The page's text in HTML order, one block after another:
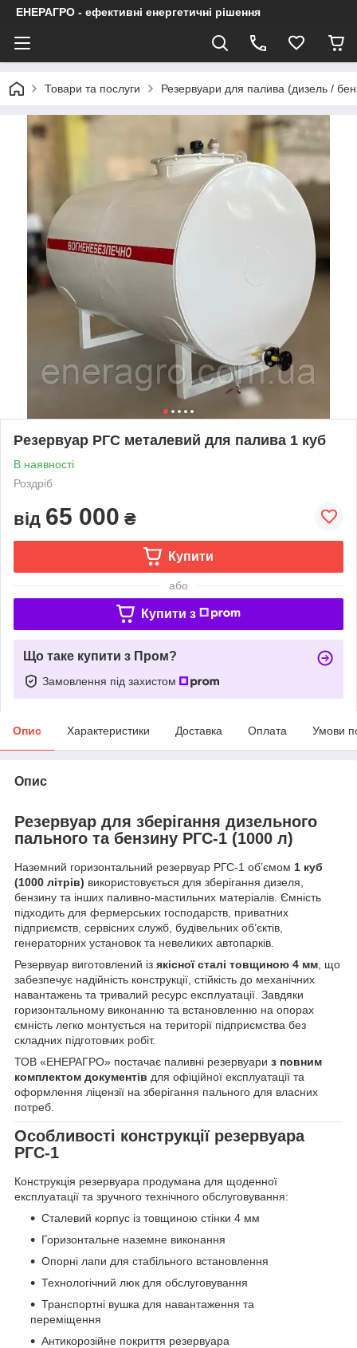
ЕНЕРАГРО - ефективні енергетичні рішення
Товари та послуги Резервуари для палива (дизель /
Резервуар РГС металевий для палива 1 куб
В наявності
Роздріб
від 65 000 ₴
Купити
або
Купити з
Що таке купити з Пром?
Замовлення під захистом
Опис Характеристики Доставка Оплата Умови
Опис
Резервуар для зберігання дизельного
пального та бензину РГС-1 (1000 л)
Наземний горизонтальний резервуар РГС-1 об’ємом 1 куб
(1000 літрів) використовується для зберігання дизеля,
бензину та інших паливно-мастильних матеріалів. Ємність
підходить для фермерських господарств, приватних
підприємств, сервісних служб, будівельних об’єктів,
генераторних установок та невеликих автопарків.
Резервуар виготовлений із якісної сталі товщиною 4 мм , що
забезпечує надійність конструкції, стійкість до механічних
навантажень та тривалий ресурс експлуатації. Завдяки
горизонтальному виконанню та встановленню на опорах
ємність легко монтується на території підприємства без
складних підготовчих робіт.
ТОВ «ЕНЕРАГРО» постачає паливні резервуари з повним
комплектом документів для офіційної експлуатації та
оформлення ліцензії на зберігання пального для власних
потреб.
Особливості конструкції резервуара
РГС-1
Конструкція резервуара продумана для щоденної
експлуатації та зручного технічного обслуговування:
Сталевий корпус із товщиною стінки 4 мм
Горизонтальне наземне виконання
Опорні лапи для стабільного встановлення
Технологічний люк для обслуговування
Транспортні вушка для навантаження та
переміщення
Антикорозійне покриття резервуара